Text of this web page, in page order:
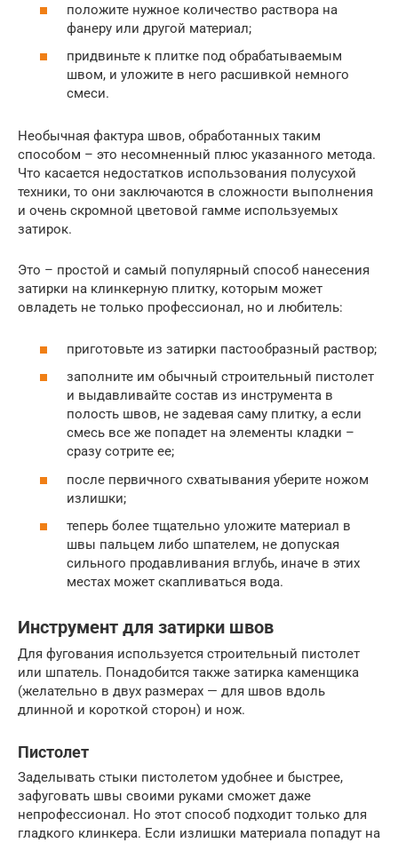
положите нужное количество раствора на
фанеру или другой материал;
придвиньте к плитке под обрабатываемым
швом, и уложите в него расшивкой немного
смеси.
Необычная фактура швов, обработанных таким
способом – это несомненный плюс указанного метода.
Что касается недостатков использования полусухой
техники, то они заключаются в сложности выполнения
и очень скромной цветовой гамме используемых
затирок.
Это – простой и самый популярный способ нанесения
затирки на клинкерную плитку, которым может
овладеть не только профессионал, но и любитель:
приготовьте из затирки пастообразный раствор;
заполните им обычный строительный пистолет
и выдавливайте состав из инструмента в
полость швов, не задевая саму плитку, а если
смесь все же попадет на элементы кладки –
сразу сотрите ее;
после первичного схватывания уберите ножом
излишки;
теперь более тщательно уложите материал в
швы пальцем либо шпателем, не допуская
сильного продавливания вглубь, иначе в этих
местах может скапливаться вода.
Инструмент для затирки швов
Для фугования используется строительный пистолет
или шпатель. Понадобится также затирка каменщика
(желательно в двух размерах — для швов вдоль
длинной и короткой сторон) и нож.
Пистолет
Заделывать стыки пистолетом удобнее и быстрее,
зафуговать швы своими руками сможет даже
непрофессионал. Но этот способ подходит только для
гладкого клинкера. Если излишки материала попадут на